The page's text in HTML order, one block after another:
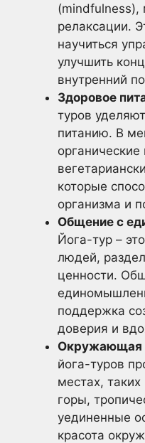
(mindfulness),
релаксации.
научиться
улучшить
внутренний
Здоровое
туров
питанию. В
которые
организма и
Общение с
Йога-тур –
людей,
ценности.
поддержка
доверия и
Окружающая
йога-туров
местах,
горы,
уединенные
красота